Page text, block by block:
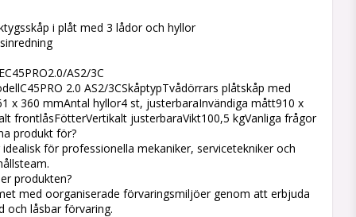
i plåt med 3 lådor och hyllor
AS2/3C
2.0 AS2/3CSkåptypTvådörrars plåtskåp med
x 360 mmAntal hyllor4 st, justerbaraInvändiga mått910 x
frontlåsFötterVertikalt justerbaraVikt100,5 kgVanliga frågor
produkt för?
för professionella mekaniker, servicetekniker och
produkten?
med oorganiserade förvaringsmiljöer genom att erbjuda
och låsbar förvaring.